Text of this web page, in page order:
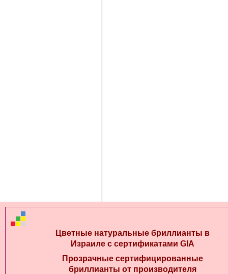
Цветные натуральные бриллианты в
Израиле с сертификатами GIA
Прозрачные сертифицированные
бриллианты от производителя